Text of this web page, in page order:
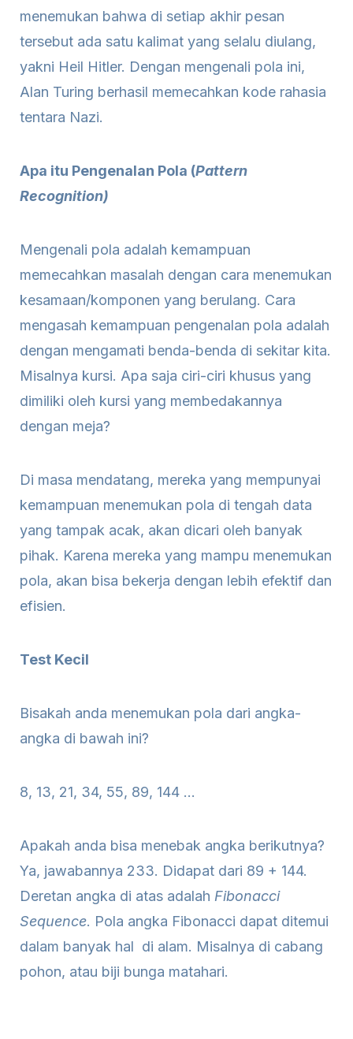
menemukan bahwa di setiap akhir pesan
tersebut ada satu kalimat yang selalu diulang,
yakni Heil Hitler. Dengan mengenali pola ini,
Alan Turing berhasil memecahkan kode rahasia
tentara Nazi.
Apa itu Pengenalan Pola (Pattern
Recognition)
Mengenali pola adalah kemampuan
memecahkan masalah dengan cara menemukan
kesamaan/komponen yang berulang. Cara
mengasah kemampuan pengenalan pola adalah
dengan mengamati benda-benda di sekitar kita.
Misalnya kursi. Apa saja ciri-ciri khusus yang
dimiliki oleh kursi yang membedakannya
dengan meja?
Di masa mendatang, mereka yang mempunyai
kemampuan menemukan pola di tengah data
yang tampak acak, akan dicari oleh banyak
pihak. Karena mereka yang mampu menemukan
pola, akan bisa bekerja dengan lebih efektif dan
efisien.
Test Kecil
Bisakah anda menemukan pola dari angka-
angka di bawah ini?
8, 13, 21, 34, 55, 89, 144 …
Apakah anda bisa menebak angka berikutnya?
Ya, jawabannya 233. Didapat dari 89 + 144.
Deretan angka di atas adalah Fibonacci
Sequence. Pola angka Fibonacci dapat ditemui
dalam banyak hal di alam. Misalnya di cabang
pohon, atau biji bunga matahari.